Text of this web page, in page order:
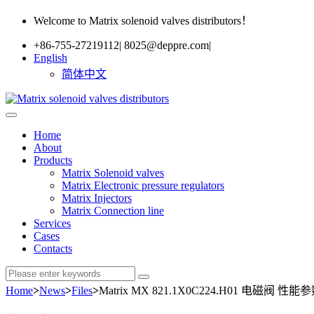
Welcome to Matrix solenoid valves distributors！
+86-755-27219112| 8025@deppre.com|
English
简体中文
Home
About
Products
Matrix Solenoid valves
Matrix Electronic pressure regulators
Matrix Injectors
Matrix Connection line
Services
Cases
Contacts
Home>News>Files>Matrix MX 821.1X0C224.H01 电磁阀 性能